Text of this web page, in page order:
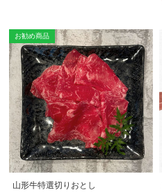
お勧め商品
山形牛特選切りおとし